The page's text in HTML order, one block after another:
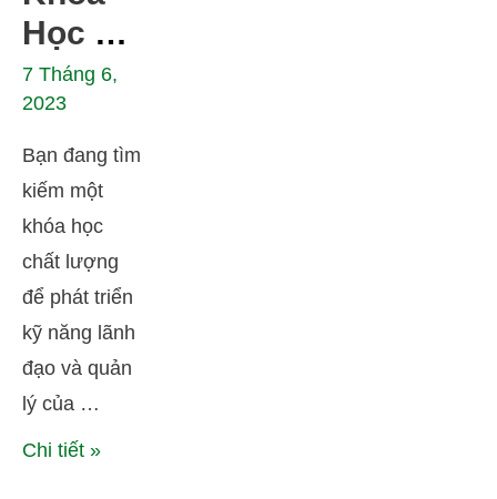
doanh
Học Kỹ
Năng
Lãnh
Đạo Và
Quản
Lý
Online
Tại
M.Y.C
7 Tháng 6,
2023
Bạn đang tìm
kiếm một
khóa học
chất lượng
để phát triển
kỹ năng lãnh
đạo và quản
lý của …
Chi tiết »